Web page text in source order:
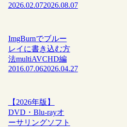
2026.02.072026.08.07
ImgBurnでブルー
レイに書き込む方
法multiAVCHD編
2016.07.062026.04.27
【2026年版】
DVD・Blu-rayオ
ーサリングソフト